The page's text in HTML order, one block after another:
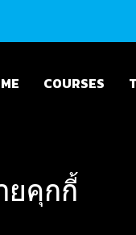
COURSES
ยคุกกี้